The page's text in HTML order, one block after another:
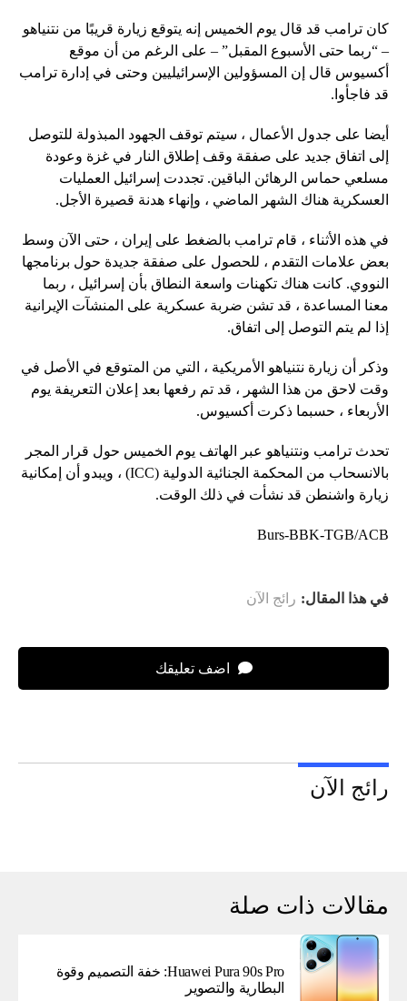
كان ترامب قد قال يوم الخميس إنه يتوقع زيارة قريبًا من نتنياهو
– “ربما حتى الأسبوع المقبل” – على الرغم من أن موقع
أكسيوس قال إن المسؤولين الإسرائيليين وحتى في إدارة ترامب
قد فاجأوا.
أيضا على جدول الأعمال ، سيتم توقف الجهود المبذولة للتوصل
إلى اتفاق جديد على صفقة وقف إطلاق النار في غزة وعودة
مسلعي حماس الرهائن الباقين. تجددت إسرائيل العمليات
العسكرية هناك الشهر الماضي ، وإنهاء هدنة قصيرة الأجل.
في هذه الأثناء ، قام ترامب بالضغط على إيران ، حتى الآن وسط
بعض علامات التقدم ، للحصول على صفقة جديدة حول برنامجها
النووي. كانت هناك تكهنات واسعة النطاق بأن إسرائيل ، ربما
معنا المساعدة ، قد تشن ضربة عسكرية على المنشآت الإيرانية
إذا لم يتم التوصل إلى اتفاق.
وذكر أن زيارة نتنياهو الأمريكية ، التي من المتوقع في الأصل في
وقت لاحق من هذا الشهر ، قد تم رفعها بعد إعلان التعريفة يوم
الأربعاء ، حسبما ذكرت أكسيوس.
تحدث ترامب ونتنياهو عبر الهاتف يوم الخميس حول قرار المجر
بالانسحاب من المحكمة الجنائية الدولية (ICC) ، ويبدو أن إمكانية
زيارة واشنطن قد نشأت في ذلك الوقت.
Burs-BBK-TGB/ACB
في هذا المقال: رائج الآن
اضف تعليقك
رائج الآن
مقالات ذات صلة
Huawei Pura 90s Pro: خفة التصميم وقوة
البطارية والتصوير